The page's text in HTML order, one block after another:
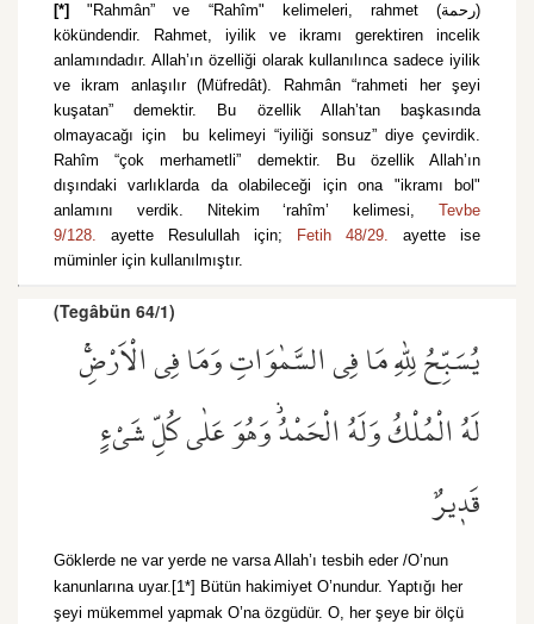
[*]"Rahmân” ve “Rahîm" kelimeleri, rahmet (رحمة)
kökündendir. Rahmet, iyilik ve ikramı gerektiren incelik
anlamındadır. Allah’ın özelliği olarak kullanılınca sadece iyilik
ve ikram anlaşılır (Müfredât). Rahmân “rahmeti her şeyi
kuşatan” demektir. Bu özellik Allah’tan başkasında
olmayacağı için bu kelimeyi “iyiliği sonsuz” diye çevirdik.
Rahîm “çok merhametli” demektir. Bu özellik Allah’ın
dışındaki varlıklarda da olabileceği için ona "ikramı bol"
anlamını verdik. Nitekim ‘rahîm’ kelimesi, Tevbe
9/128. ayette Resulullah için; Fetih 48/29. ayette ise
müminler için kullanılmıştır.
(Tegâbün 64/1)
يُسَبِّحُ لِلّٰهِ مَا فِي السَّمٰوَاتِ وَمَا فِي الْاَرْضِۚ
لَهُ الْمُلْكُ وَلَهُ الْحَمْدُۘ وَهُوَ عَلٰى كُلِّ شَيْءٍ
قَد۪يرٌ
Göklerde ne var yerde ne varsa Allah’ı tesbih eder /O’nun
kanunlarına uyar.[1*] Bütün hakimiyet O’nundur. Yaptığı her
şeyi mükemmel yapmak O’na özgüdür. O, her şeye bir ölçü